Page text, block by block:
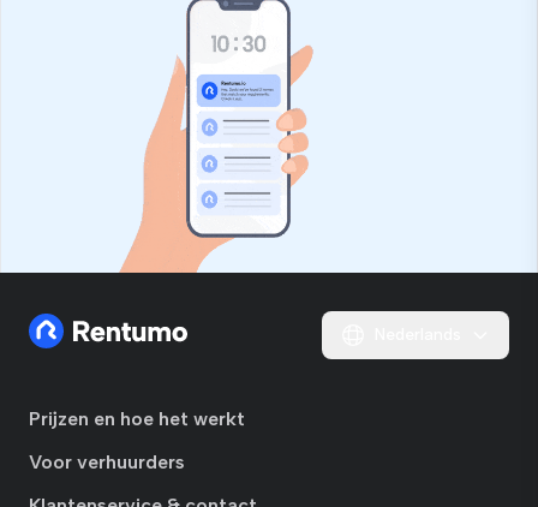
Prijzen en hoe het werkt
Voor verhuurders